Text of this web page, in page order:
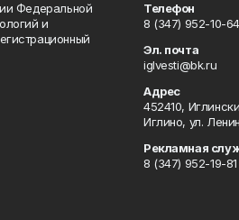
Федеральной
и
Телефон
8 (347) 952-10-64
Эл. почта
iglvesti@bk.ru
Адрес
452410,
Иглино, ул.
Рекламная
8 (347) 952-19-81